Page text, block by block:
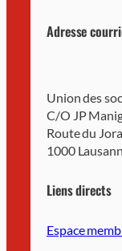
Adresse
Union des
C/O JP
Route du
1000
Liens directs
Espace